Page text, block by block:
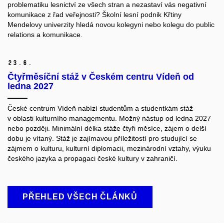
problematiku lesnictví ze všech stran a nezastaví vás negativní
komunikace z řad veřejnosti? Školní lesní podnik Křtiny
Mendelovy univerzity hledá novou kolegyni nebo kolegu do public
relations a komunikace.
23. 6.
Čtyřměsíční stáž v Českém centru Vídeň od
ledna 2027
České centrum Vídeň nabízí studentům a studentkám stáž
v oblasti kulturního managementu. Možný nástup od ledna 2027
nebo později. Minimální délka stáže čtyři měsíce, zájem o delší
dobu je vítaný. Stáž je zajímavou příležitostí pro studující se
zájmem o kulturu, kulturní diplomacii, mezinárodní vztahy, výuku
českého jazyka a propagaci české kultury v zahraničí.
PŘEHLED VŠECH ČLÁNKŮ